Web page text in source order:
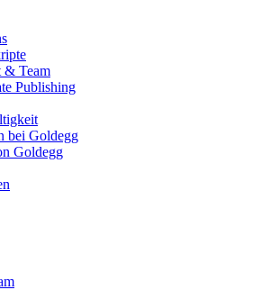
& Team
Publishing
bei Goldegg
Goldegg